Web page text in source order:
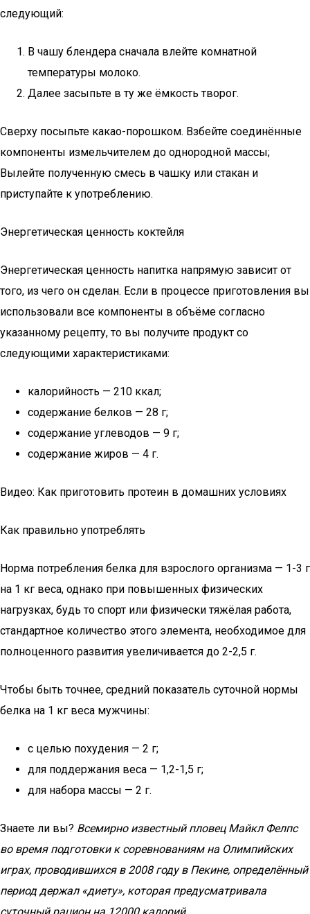
следующий:
В чашу блендера сначала влейте комнатной
температуры молоко.
Далее засыпьте в ту же ёмкость творог.
Сверху посыпьте какао-порошком. Взбейте соединённые
компоненты измельчителем до однородной массы;
Вылейте полученную смесь в чашку или стакан и
приступайте к употреблению.
Энергетическая ценность коктейля
Энергетическая ценность напитка напрямую зависит от
того, из чего он сделан. Если в процессе приготовления вы
использовали все компоненты в объёме согласно
указанному рецепту, то вы получите продукт со
следующими характеристиками:
калорийность — 210 ккал;
содержание белков — 28 г;
содержание углеводов — 9 г;
содержание жиров — 4 г.
Видео: Как приготовить протеин в домашних условиях
Как правильно употреблять
Норма потребления белка для взрослого организма — 1-3 г
на 1 кг веса, однако при повышенных физических
нагрузках, будь то спорт или физически тяжёлая работа,
стандартное количество этого элемента, необходимое для
полноценного развития увеличивается до 2-2,5 г.
Чтобы быть точнее, средний показатель суточной нормы
белка на 1 кг веса мужчины:
с целью похудения — 2 г;
для поддержания веса — 1,2-1,5 г;
для набора массы — 2 г.
Знаете ли вы? Всемирно известный пловец Майкл Фелпс
во время подготовки к соревнованиям на Олимпийских
играх, проводившихся в 2008 году в Пекине, определённый
период держал «диету», которая предусматривала